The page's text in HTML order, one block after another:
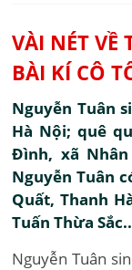
VÀI NÉT VỀ
BÀI KÍ CÔ
Nguyễn Tuân
Hà Nội; quê
Đình, xã
Nguyễn Tuân
Quất, Thanh
Tuấn Thừa
Nguyễn Tuân